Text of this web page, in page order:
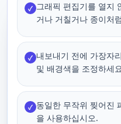
✓ 그래픽 편집기를 열지
거나 거칠거나 종이처
✓ 내보내기 전에 가장자
및 배경색을 조정하세
✓ 동일한 무작위 찢어진
을 사용하십시오.